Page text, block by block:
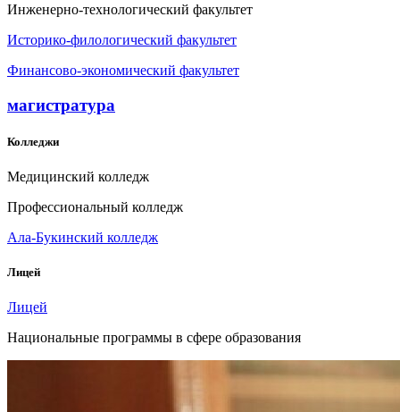
Инженерно-технологический факультет
Историко-филологический факультет
Финансово-экономический факультет
магистратура
Колледжи
Медицинский колледж
Профессиональный колледж
Ала-Букинский колледж
Лицей
Лицей
Национальные программы в сфере образования